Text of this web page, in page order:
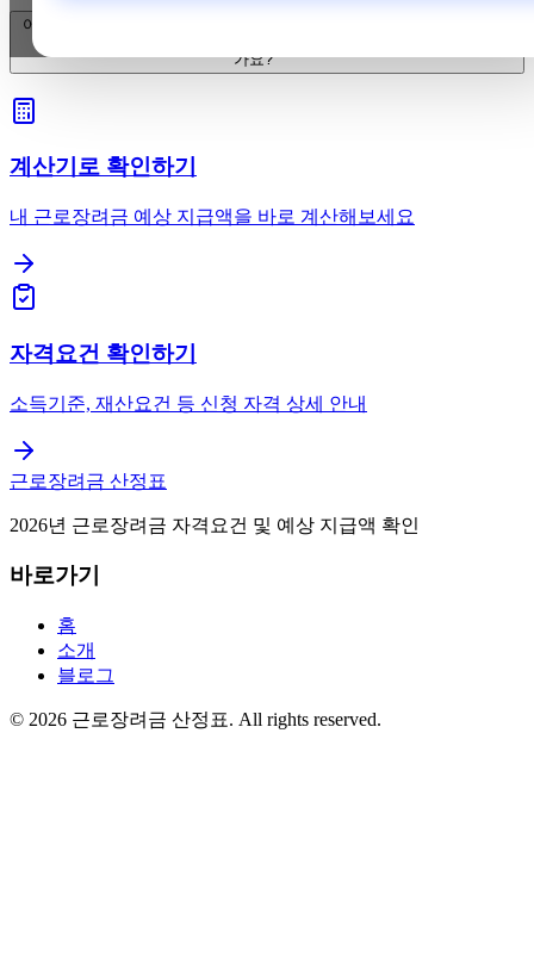
어떤 서류를 발급할 수 있고, 무엇을 준비해야 하나요? 수수료는 얼마인
가요?
계산기로 확인하기
내 근로장려금 예상 지급액을 바로 계산해보세요
자격요건 확인하기
소득기준, 재산요건 등 신청 자격 상세 안내
근로장려금 산정표
2026년 근로장려금 자격요건 및 예상 지급액 확인
바로가기
홈
소개
블로그
© 2026 근로장려금 산정표. All rights reserved.